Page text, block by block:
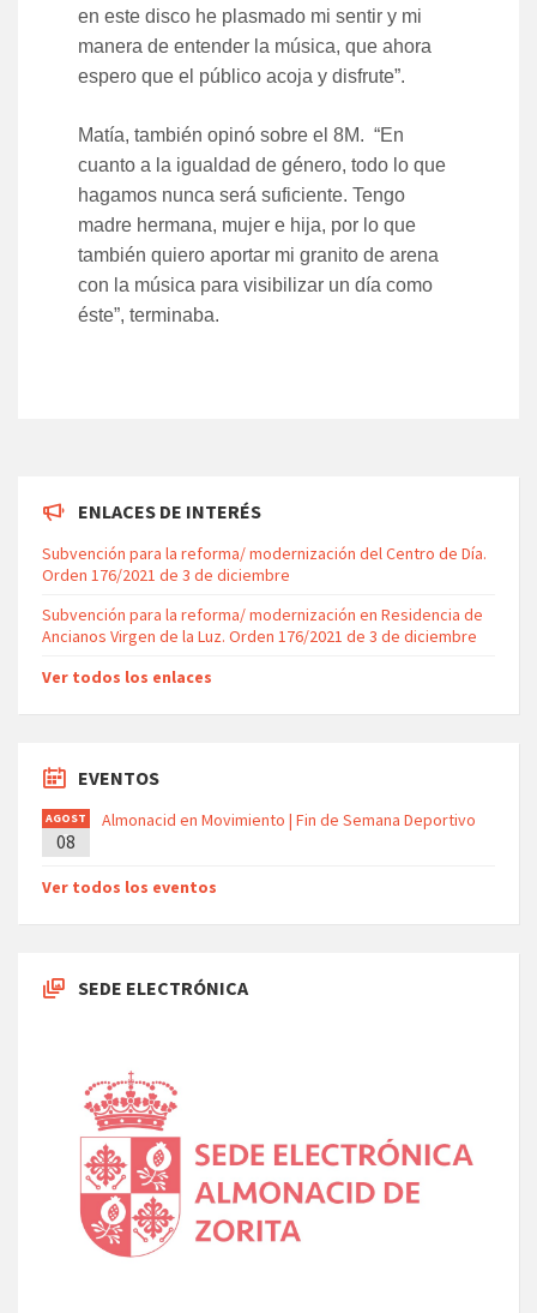
en este disco he plasmado mi sentir y mi
manera de entender la música, que ahora
espero que el público acoja y disfrute”.
Matía, también opinó sobre el 8M. “En
cuanto a la igualdad de género, todo lo que
hagamos nunca será suficiente. Tengo
madre hermana, mujer e hija, por lo que
también quiero aportar mi granito de arena
con la música para visibilizar un día como
éste”, terminaba.
ENLACES DE INTERÉS
Subvención para la reforma/ modernización del Centro de Día.
Orden 176/2021 de 3 de diciembre
Subvención para la reforma/ modernización en Residencia de
Ancianos Virgen de la Luz. Orden 176/2021 de 3 de diciembre
Ver todos los enlaces
EVENTOS
AGOST
O
08
Almonacid en Movimiento | Fin de Semana Deportivo
Ver todos los eventos
SEDE ELECTRÓNICA